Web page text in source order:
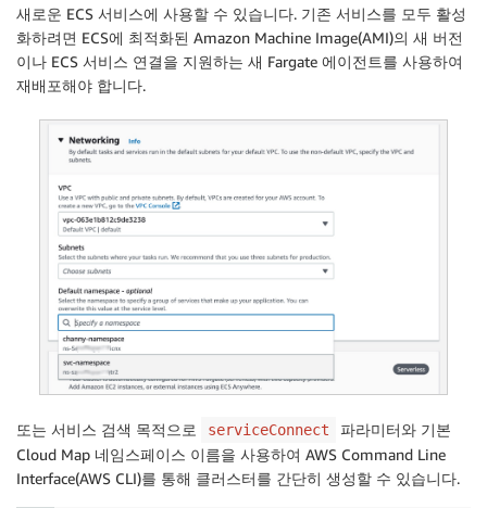
새로운 ECS 서비스에 사용할 수 있습니다. 기존 서비스를 모두 활성
화하려면 ECS에 최적화된 Amazon Machine Image(AMI)의 새 버전
이나 ECS 서비스 연결을 지원하는 새 Fargate 에이전트를 사용하여
재배포해야 합니다.
또는 서비스 검색 목적으로 serviceConnect
파라미터와 기본
Cloud Map 네임스페이스 이름을 사용하여 AWS Command Line
Interface(AWS CLI)를 통해 클러스터를 간단히 생성할 수 있습니다.